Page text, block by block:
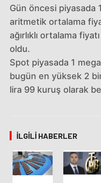
Gün öncesi piyasada
aritmetik ortalama
ağırlıklı ortalama
oldu.
Spot piyasada 1
bugün en yüksek 2
lira 99 kuruş olarak
İLGILI HABERLER